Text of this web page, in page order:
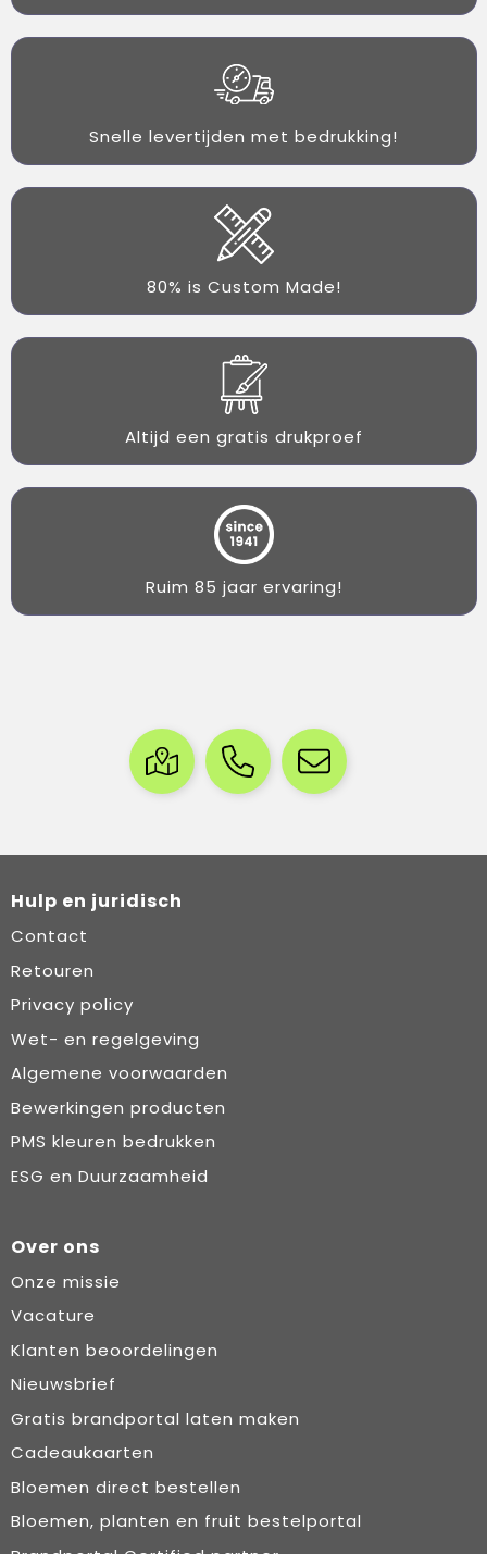
Snelle levertijden met bedrukking!
80% is Custom Made!
Altijd een gratis drukproef
Ruim 85 jaar ervaring!
Hulp en juridisch
Contact
Retouren
Privacy policy
Wet- en regelgeving
Algemene voorwaarden
Bewerkingen producten
PMS kleuren bedrukken
ESG en Duurzaamheid
Over ons
Onze missie
Vacature
Klanten beoordelingen
Nieuwsbrief
Gratis brandportal laten maken
Cadeaukaarten
Bloemen direct bestellen
Bloemen, planten en fruit bestelportal